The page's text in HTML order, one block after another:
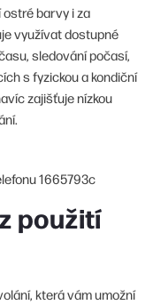
ostré barvy i za
využívat dostupné
sledování počasí,
s fyzickou a kondiční
zajišťuje nízkou
použití
která vám umožní